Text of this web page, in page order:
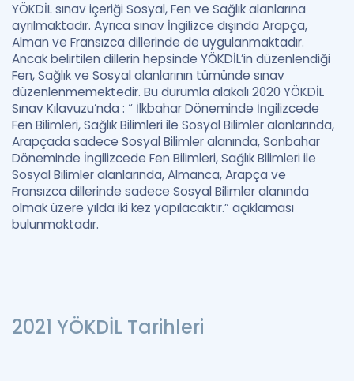
YÖKDİL sınav içeriği Sosyal, Fen ve Sağlık alanlarına
ayrılmaktadır. Ayrıca sınav İngilizce dışında Arapça,
Alman ve Fransızca dillerinde de uygulanmaktadır.
Ancak belirtilen dillerin hepsinde YÖKDİL’in düzenlendiği
Fen, Sağlık ve Sosyal alanlarının tümünde sınav
düzenlenmemektedir. Bu durumla alakalı 2020 YÖKDİL
Sınav Kılavuzu’nda : “ İlkbahar Döneminde İngilizcede
Fen Bilimleri, Sağlık Bilimleri ile Sosyal Bilimler alanlarında,
Arapçada sadece Sosyal Bilimler alanında, Sonbahar
Döneminde İngilizcede Fen Bilimleri, Sağlık Bilimleri ile
Sosyal Bilimler alanlarında, Almanca, Arapça ve
Fransızca dillerinde sadece Sosyal Bilimler alanında
olmak üzere yılda iki kez yapılacaktır.” açıklaması
bulunmaktadır.
2021 YÖKDİL Tarihleri